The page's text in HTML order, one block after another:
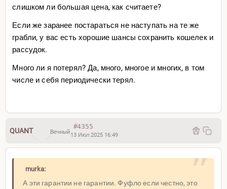
слишком ли большая цена, как считаете?
Если же заранее постараться не наступать на те же
грабли, у вас есть хорошие шансы сохранить кошелек и
рассудок.
Много ли я потерял? Да, много, многое и многих, в том
числе и себя периодически терял.
QUANT Вечный
#4355
13 Июл 2025 16:49
murka:
А эти гарантии не гарантии. Фуфло если честно, это